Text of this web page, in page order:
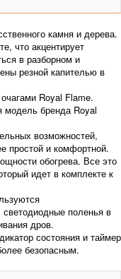
камня и дерева.
что акцентирует
в разборном и
резной капителью в
Royal Flame.
модель бренда Royal
возможностей,
простой и комфортной.
обогрева. Все это
идет в комплекте к
поленья в
дров.
состояния и таймер
безопасным.